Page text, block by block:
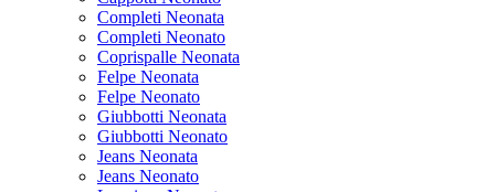
Completi Neonata
Completi Neonato
Coprispalle Neonata
Felpe Neonata
Felpe Neonato
Giubbotti Neonata
Giubbotti Neonato
Jeans Neonata
Jeans Neonato